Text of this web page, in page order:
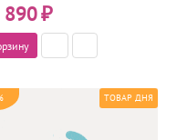
890₽
ТОВАР ДНЯ